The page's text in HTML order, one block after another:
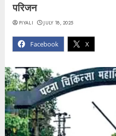
परिजन
Facebook X
PIYALI JULY 18, 2025